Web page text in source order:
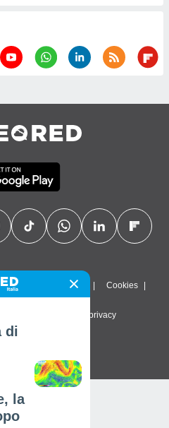
Termini di utilizzo Cookies
Impostazioni sulla privacy
Tutti i diritti riservati
di
la